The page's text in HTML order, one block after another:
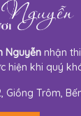
Nguyễn nhận
hiện khi quý
Giồng Trôm,